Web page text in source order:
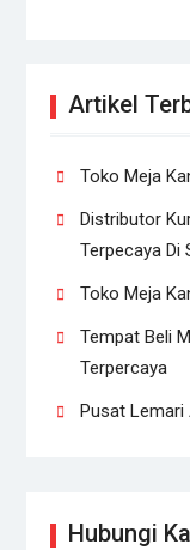
Artikel
Toko Meja
Distributor
Terpecaya Di
Toko Meja
Tempat Beli
Terpercaya
Pusat Lemari
Hubungi